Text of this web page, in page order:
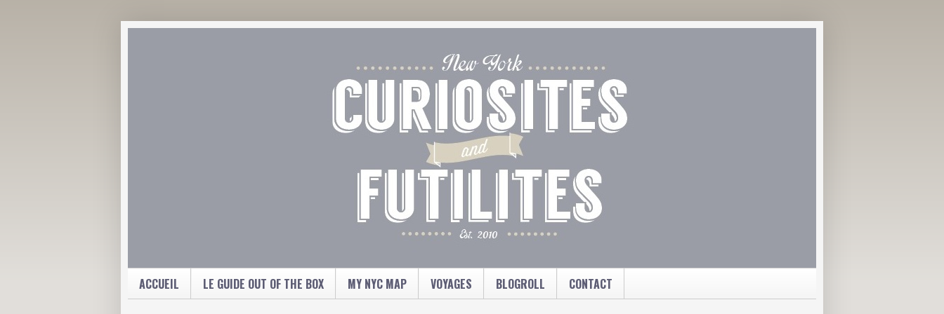
ACCUEIL LE GUIDE OUT OF THE BOX MY NYC MAP VOYAGES BLOGROLL CONTACT